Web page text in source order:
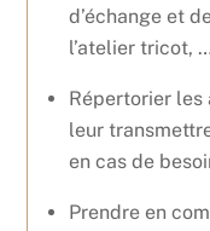
d’échange et
l’atelier tricot,
Répertorier les
leur
en cas de
Prendre en